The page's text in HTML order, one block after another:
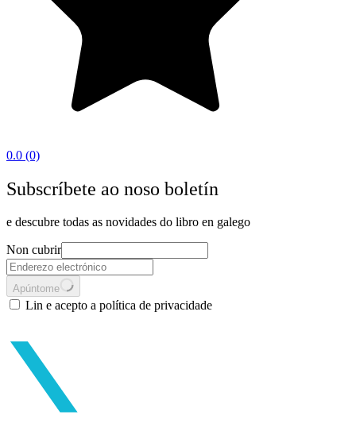
0.0 (0)
Subscríbete ao noso boletín
e descubre todas as novidades do libro en galego
Non cubrir
Apúntome
Lin e acepto a política de privacidade